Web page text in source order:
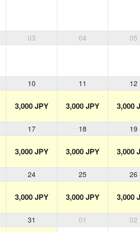
03 04 05
10 11 12
3,000 JPY 3,000 JPY 3,000
17 18 19
3,000 JPY 3,000 JPY 3,000
24 25 26
3,000 JPY 3,000 JPY 3,000
31 01 02